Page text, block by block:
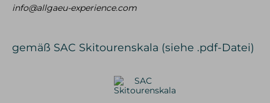
info@allgaeu-experience.com
gemäß SAC Skitourenskala (siehe .pdf-Datei)